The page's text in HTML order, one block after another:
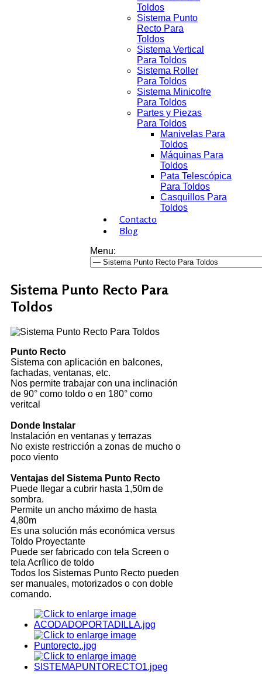
Toldos
Sistema Punto
Recto Para
Toldos
Sistema Vertical
Para Toldos
Sistema Roller
Para Toldos
Sistema Minicofre
Para Toldos
Partes y Piezas
Para Toldos
Manivelas Para
Toldos
Máquinas Para
Toldos
Pata Telescópica
Para Toldos
Casquillos Para
Toldos
Contacto
Blog
Menu:
Sistema Punto Recto Para
Toldos
Punto Recto
Sistema con aplicación en balcones,
fachadas, ventanas, etc.
Nos permite trabajar con una inclinación
de 90° como toldo o en 180° como
veritcal
Donde Instalar
Instalación en ventanas y terrazas
No existe restricción a zonas de mucho o
poco viento
Ventajas del Sistema Punto Recto
Puede llegar a cubrir hasta 1,50m de
sombra.
Permite un ancho máximo de hasta
4,80m
Es una solución más económica versus
Toldo Proyectante
Puede ser fabricado con tela Screen o
tela Acrílico de toldo
Todos los Sistemas Punto Recto pueden
ser manuales, motorizados o con doble
comando.